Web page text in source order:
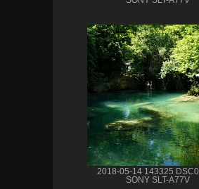
2018-05-14 143325
SONY SLT-A77V